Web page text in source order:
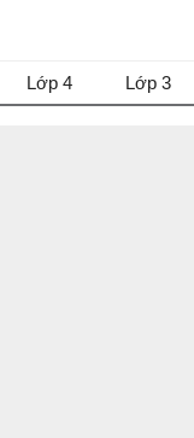
Lớp 4 Lớp 3